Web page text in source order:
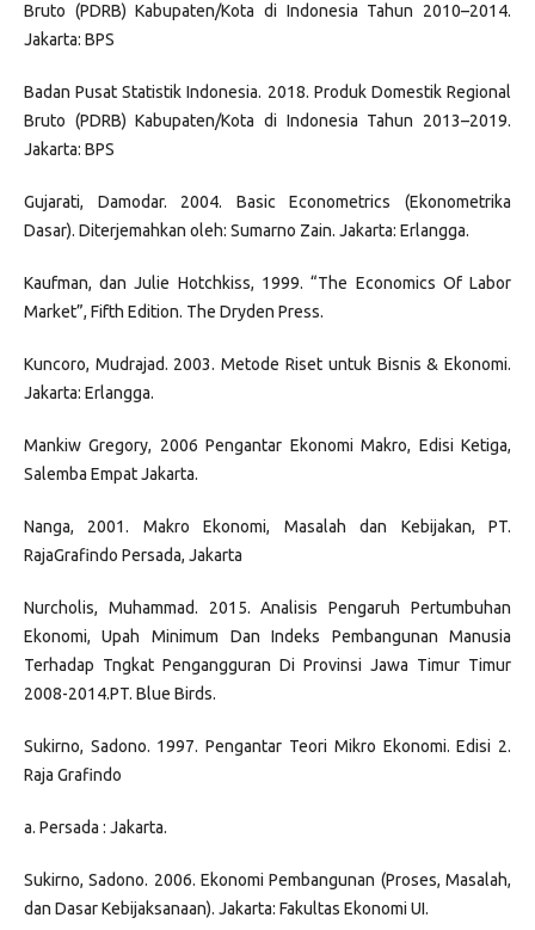
Bruto (PDRB) Kabupaten/Kota di Indonesia Tahun 2010–2014.
Jakarta: BPS
Badan Pusat Statistik Indonesia. 2018. Produk Domestik Regional
Bruto (PDRB) Kabupaten/Kota di Indonesia Tahun 2013–2019.
Jakarta: BPS
Gujarati, Damodar. 2004. Basic Econometrics (Ekonometrika
Dasar). Diterjemahkan oleh: Sumarno Zain. Jakarta: Erlangga.
Kaufman, dan Julie Hotchkiss, 1999. “The Economics Of Labor
Market”, Fifth Edition. The Dryden Press.
Kuncoro, Mudrajad. 2003. Metode Riset untuk Bisnis & Ekonomi.
Jakarta: Erlangga.
Mankiw Gregory, 2006 Pengantar Ekonomi Makro, Edisi Ketiga,
Salemba Empat Jakarta.
Nanga, 2001. Makro Ekonomi, Masalah dan Kebijakan, PT.
RajaGrafindo Persada, Jakarta
Nurcholis, Muhammad. 2015. Analisis Pengaruh Pertumbuhan
Ekonomi, Upah Minimum Dan Indeks Pembangunan Manusia
Terhadap Tngkat Pengangguran Di Provinsi Jawa Timur Timur
2008-2014.PT. Blue Birds.
Sukirno, Sadono. 1997. Pengantar Teori Mikro Ekonomi. Edisi 2.
Raja Grafindo
a. Persada : Jakarta.
Sukirno, Sadono. 2006. Ekonomi Pembangunan (Proses, Masalah,
dan Dasar Kebijaksanaan). Jakarta: Fakultas Ekonomi UI.